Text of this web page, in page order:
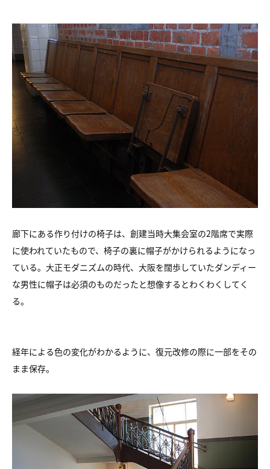
廊下にある作り付けの椅子は、創建当時大集会室の2階席で実際
に使われていたもので、椅子の裏に帽子がかけられるようになっ
ている。大正モダニズムの時代、大阪を闊歩していたダンディー
な男性に帽子は必須のものだったと想像するとわくわくしてく
る。
経年による色の変化がわかるように、復元改修の際に一部をその
まま保存。